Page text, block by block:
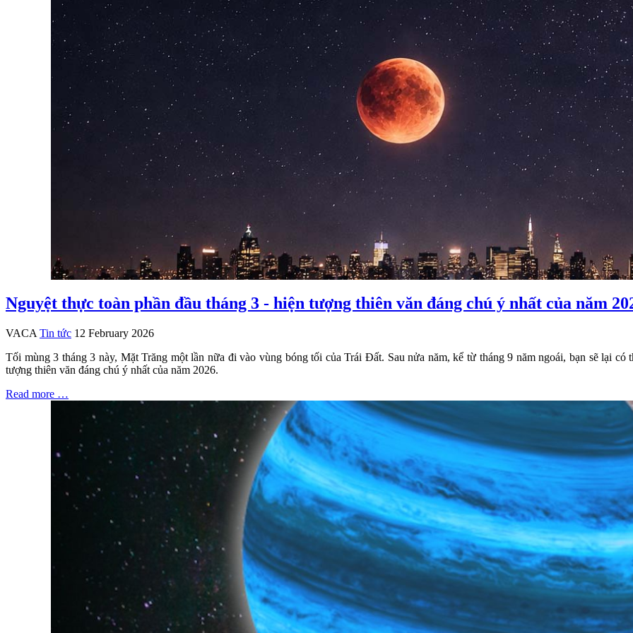
Nguyệt thực toàn phần đầu tháng 3 - hiện tượng thiên văn đáng chú ý nhất của năm
VACA Tin tức 12 February 2026
Tối mùng 3 tháng 3 này, Mặt Trăng một lần nữa đi vào vùng bóng tối của Trái Đất. Sau nửa năm, kể từ tháng 9 năm ngoái, bạn sẽ lại
tượng thiên văn đáng chú ý nhất của năm 2026.
Read more …